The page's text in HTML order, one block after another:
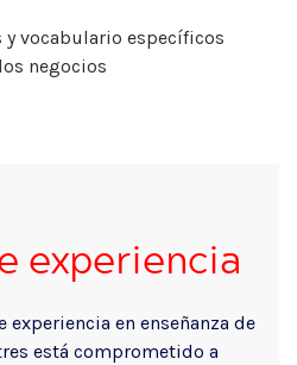
y vocabulario específicos
negocios
experiencia
experiencia en enseñanza de
está comprometido a